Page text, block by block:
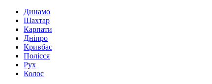
Динамо
Шахтар
Карпати
Дніпро
Кривбас
Полісся
Рух
Колос